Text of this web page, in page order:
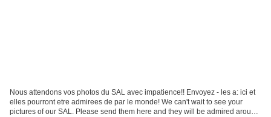
Nous attendons vos photos du SAL avec impatience!! Envoyez - les a: ici et
elles pourront etre admirees de par le monde! We can't wait to see your
pictures of our SAL. Please send them here and they will be admired around